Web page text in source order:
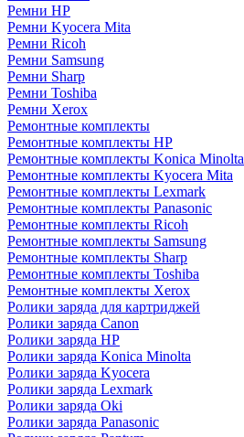
Ремни HP
Ремни Kyocera Mita
Ремни Ricoh
Ремни Samsung
Ремни Sharp
Ремни Toshiba
Ремни Xerox
Ремонтные комплекты
Ремонтные комплекты HP
Ремонтные комплекты Konica Minolta
Ремонтные комплекты Kyocera Mita
Ремонтные комплекты Lexmark
Ремонтные комплекты Panasonic
Ремонтные комплекты Ricoh
Ремонтные комплекты Samsung
Ремонтные комплекты Sharp
Ремонтные комплекты Toshiba
Ремонтные комплекты Xerox
Ролики заряда для картриджей
Ролики заряда Canon
Ролики заряда HP
Ролики заряда Konica Minolta
Ролики заряда Kyocera
Ролики заряда Lexmark
Ролики заряда Oki
Ролики заряда Panasonic